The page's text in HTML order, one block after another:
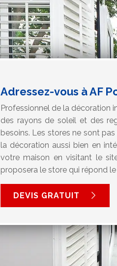
Adressez-vous à AF
Professionnel de la décoration
des rayons de soleil et des
besoins. Les stores ne sont
la décoration aussi bien en
votre maison en visitant le
proposera le store qui répond
DEVIS GRATUIT